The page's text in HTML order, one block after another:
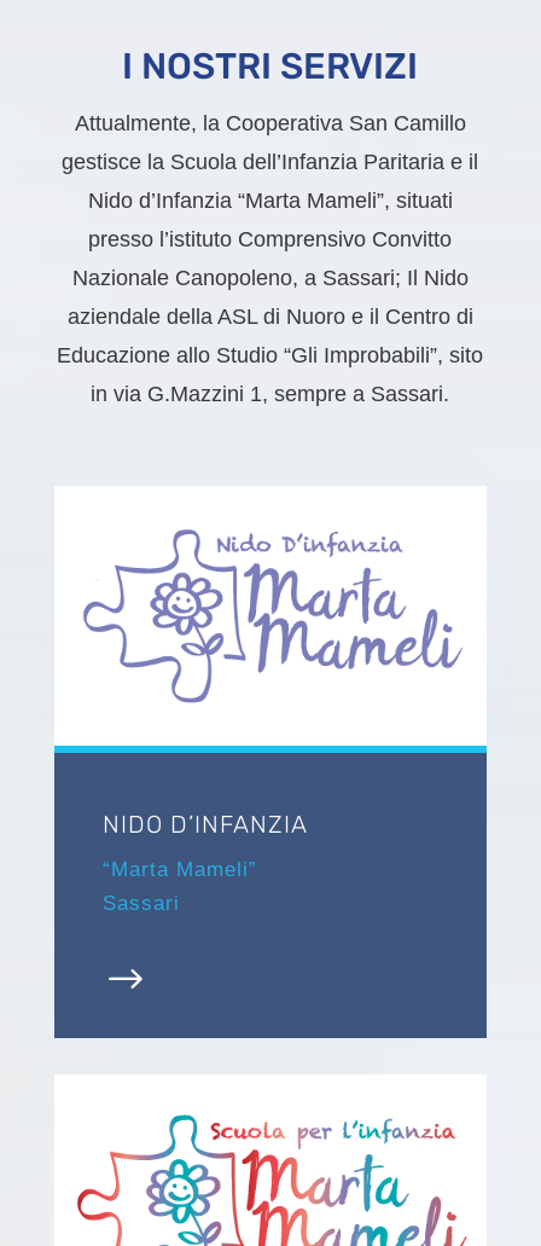
I NOSTRI SERVIZI
Attualmente, la Cooperativa San Camillo
gestisce la Scuola dell’Infanzia Paritaria e il
Nido d’Infanzia “Marta Mameli”, situati
presso l’istituto Comprensivo Convitto
Nazionale Canopoleno, a Sassari; Il Nido
aziendale della ASL di Nuoro e il Centro di
Educazione allo Studio “Gli Improbabili”, sito
in via G.Mazzini 1, sempre a Sassari.
NIDO D’INFANZIA
“Marta Mameli”
Sassari
$